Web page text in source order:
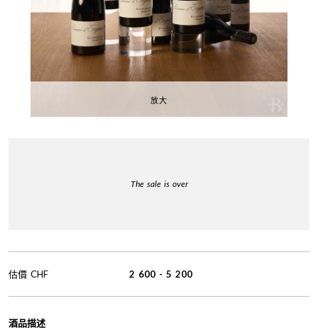
放大
The sale is over
酒品描述
估價 CHF 2 600 - 5 200